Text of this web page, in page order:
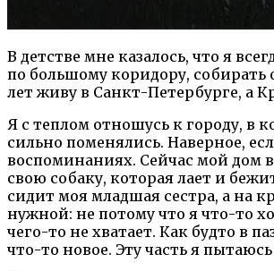
В детстве мне казалось, что я
по большому коридору, собирать
лет живу в Санкт-Петербурге, а
Я с теплом отношусь к городу, в
сильно поменялись. Наверное,
воспоминаниях. Сейчас мой дом
свою собаку, которая лает и
сидит моя младшая сестра, а на
нужной: не потому что я что-то
чего-то не хватает. Как будто в
что-то новое. Эту часть я